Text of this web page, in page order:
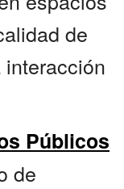
de
Públicos
de